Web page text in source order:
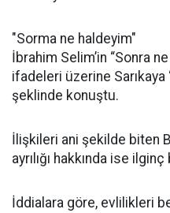
"Sorma ne haldeyim"
İbrahim Selim’in “Sonra
ifadeleri üzerine Sarıkaya
şeklinde konuştu.
İlişkileri ani şekilde biten
ayrılığı hakkında ise
İddialara göre, evlilikleri